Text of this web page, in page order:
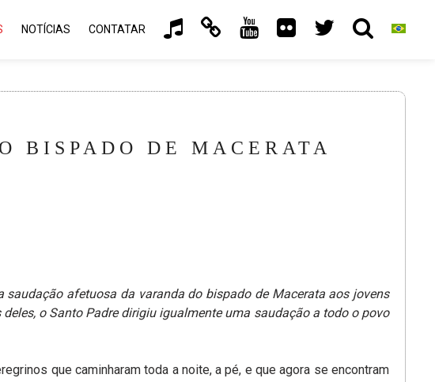
NOTÍCIAS CONTATAR
BISPADO DE MACERATA
afetuosa da varanda do bispado de Macerata aos jovens
deles, o Santo Padre dirigiu igualmente uma saudação a todo o povo
que caminharam toda a noite, a pé, e que agora se encontram